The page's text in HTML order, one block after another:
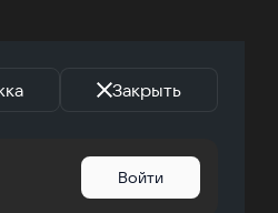
Закрыть
Войти